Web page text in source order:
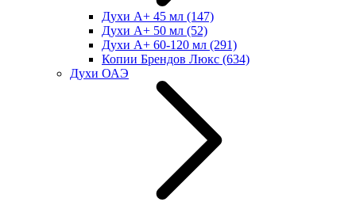
Духи А+ 45 мл (147)
Духи А+ 50 мл (52)
Духи А+ 60-120 мл (291)
Копии Брендов Люкс (634)
Духи ОАЭ